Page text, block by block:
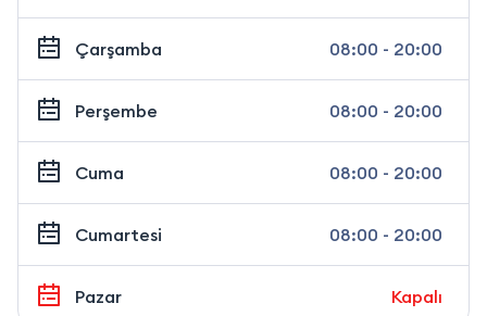
Çarşamba 08:00 - 20:00
Perşembe 08:00 - 20:00
Cuma 08:00 - 20:00
Cumartesi 08:00 - 20:00
Pazar Kapalı